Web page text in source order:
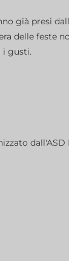
già presi
delle feste
i gusti.